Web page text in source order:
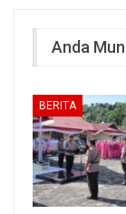
Anda
BERITA